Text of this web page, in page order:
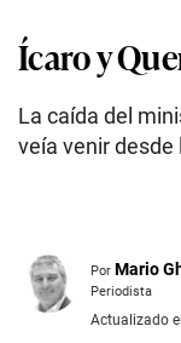
Ícaro y
La caída del
veía venir desde
Por Mario
Periodista
Actualizado